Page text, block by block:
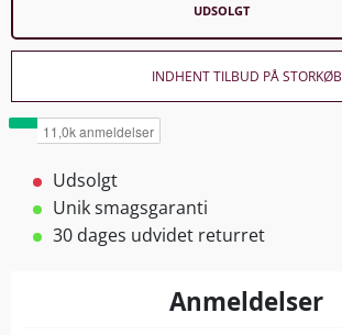
UDSOLGT
INDHENT TILBUD PÅ STORKØB
Udsolgt
Unik smagsgaranti
30 dages udvidet returret
Anmeldelser